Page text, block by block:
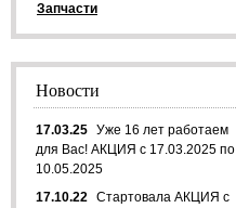
Запчасти
Новости
17.03.25 Уже 16 лет работаем
для Вас! АКЦИЯ с 17.03.2025 по
10.05.2025
17.10.22 Стартовала АКЦИЯ с